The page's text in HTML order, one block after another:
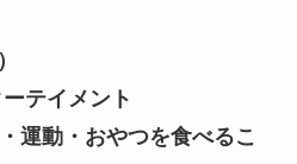
テイメント
運動・おやつを食べるこ